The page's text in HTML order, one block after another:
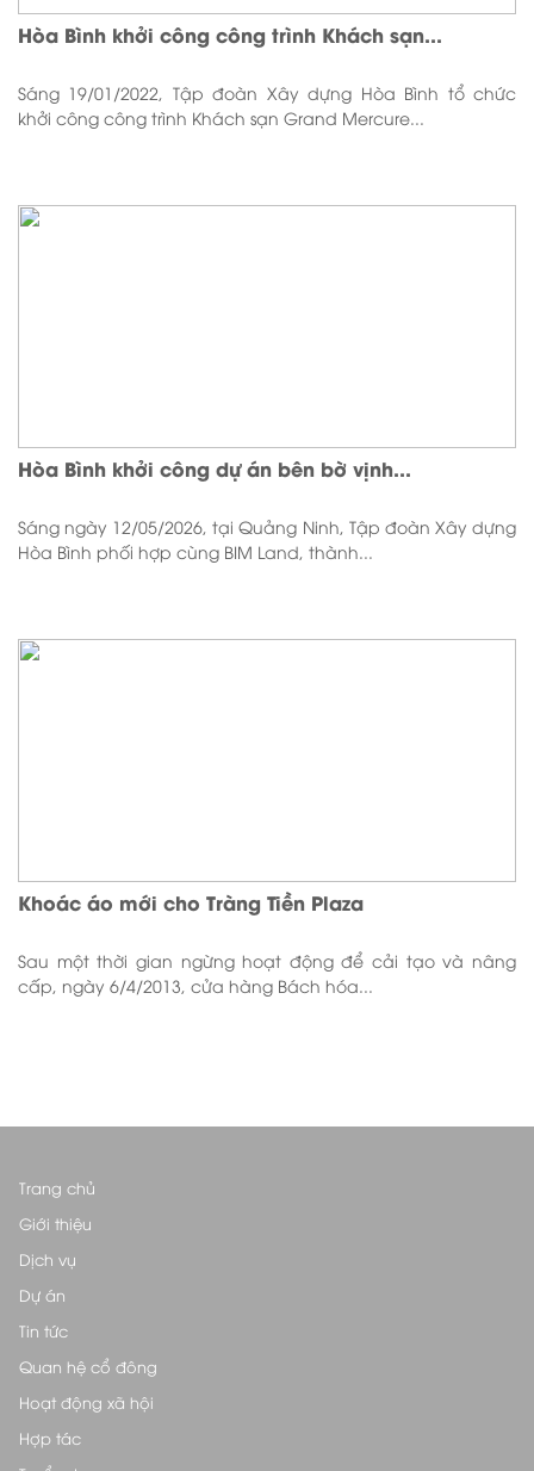
Hòa Bình khởi công công trình Khách sạn...
Sáng 19/01/2022, Tập đoàn Xây dựng Hòa Bình tổ chức
khởi công công trình Khách sạn Grand Mercure...
Hòa Bình khởi công dự án bên bờ vịnh...
Sáng ngày 12/05/2026, tại Quảng Ninh, Tập đoàn Xây dựng
Hòa Bình phối hợp cùng BIM Land, thành...
Khoác áo mới cho Tràng Tiền Plaza
Sau một thời gian ngừng hoạt động để cải tạo và nâng
cấp, ngày 6/4/2013, cửa hàng Bách hóa...
Trang chủ
Giới thiệu
Dịch vụ
Dự án
Tin tức
Quan hệ cổ đông
Hoạt động xã hội
Hợp tác